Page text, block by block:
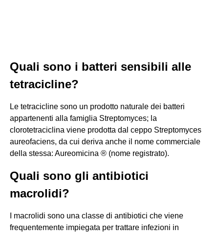
Quali sono i batteri sensibili alle
tetracicline?
Le tetracicline sono un prodotto naturale dei batteri
appartenenti alla famiglia Streptomyces; la
clorotetraciclina viene prodotta dal ceppo Streptomyces
aureofaciens, da cui deriva anche il nome commerciale
della stessa: Aureomicina ® (nome registrato).
Quali sono gli antibiotici
macrolidi?
I macrolidi sono una classe di antibiotici che viene
frequentemente impiegata per trattare infezioni in